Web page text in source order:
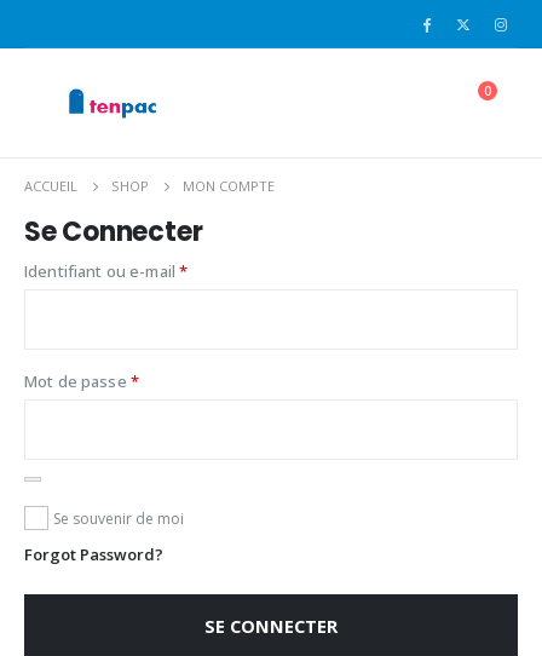
0
ACCUEIL SHOP MON COMPTE
Se Connecter
Identifiant ou e-mail*
Mot de passe *
Se souvenir de moi
Forgot Password?
SE CONNECTER